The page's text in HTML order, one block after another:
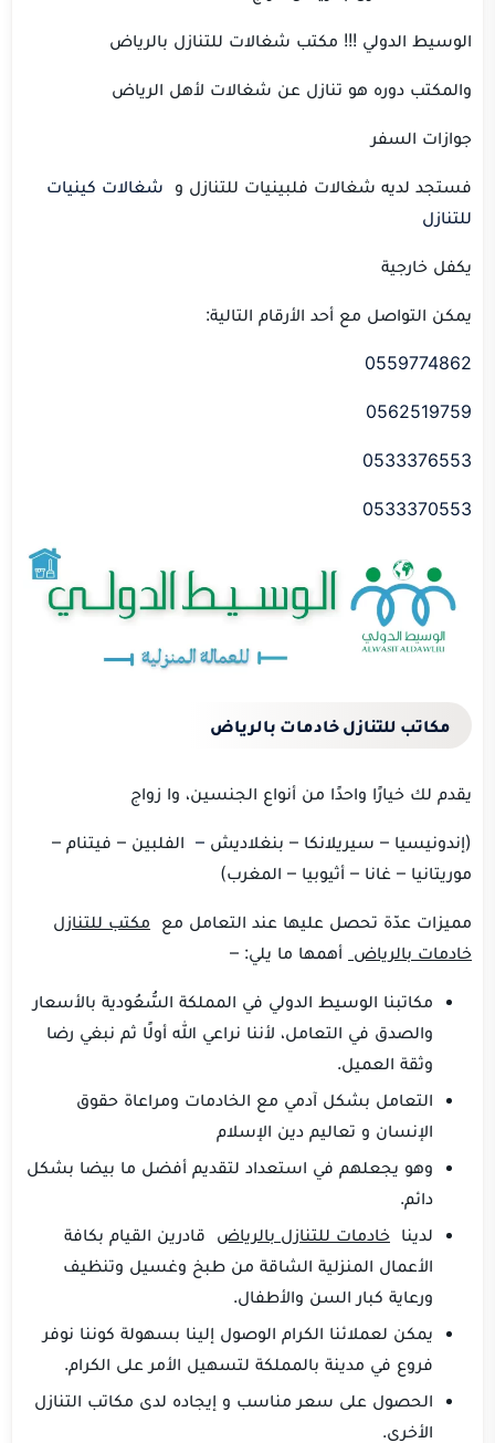
الوسيط الدولي !!! مكتب شغالات للتنازل بالرياض
والمكتب دوره هو تنازل عن شغالات لأهل الرياض
جوازات السفر
فستجد لديه شغالات فلبينيات للتنازل و شغالات كينيات
للتنازل
يكفل خارجية
يمكن التواصل مع أحد الأرقام التالية:
0559774862
0562519759
0533376553
0533370553
مكاتب للتنازل خادمات بالرياض
يقدم لك خيارًا واحدًا من أنواع الجنسين، وا زواج
(إندونيسيا – سيريلانكا – بنغلاديش – الفلبين – فيتنام –
موريتانيا – غانا – أثيوبيا – المغرب)
مميزات عدّة تحصل عليها عند التعامل مع مكتب للتنازل
خادمات بالرياض أهمها ما يلي: –
مكاتبنا الوسيط الدولي في المملكة السُّعُودية بالأسعار
والصدق في التعامل، لأننا نراعي الله أولًا ثم نبغي رضا
وثقة العميل.
التعامل بشكل آدمي مع الخادمات ومراعاة حقوق
الإنسان و تعاليم دين الإسلام
وهو يجعلهم في استعداد لتقديم أفضل ما بيضا بشكل
دائم.
لدينا خادمات للتنازل بالرياض قادرين القيام بكافة
الأعمال المنزلية الشاقة من طبخ وغسيل وتنظيف
ورعاية كبار السن والأطفال.
يمكن لعملائنا الكرام الوصول إلينا بسهولة كوننا نوفر
فروع في مدينة بالمملكة لتسهيل الأمر على الكرام.
الحصول على سعر مناسب و إيجاده لدى مكاتب التنازل
الأخرى.